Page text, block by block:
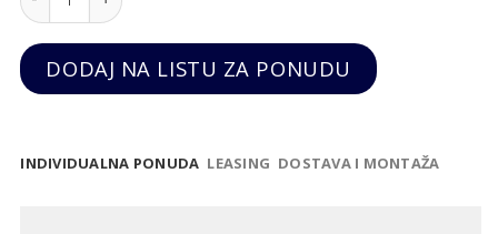
DODAJ NA LISTU ZA PONUDU
INDIVIDUALNA PONUDA LEASING DOSTAVA I MONTAŽA